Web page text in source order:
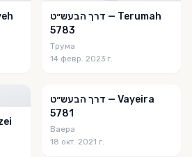
דרך הבעש״ט — Terumah
5783
Трума
14 февр. 2023 г.
דרך הבעש״ט — Vayeira
5781
Ваера
18 окт. 2021 г.